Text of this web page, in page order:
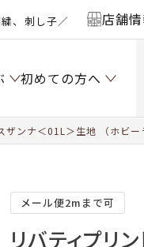
、刺し子／ 店舗
初めての方へ
ザンナ＜01L＞生地 （ホビ
メール便2mまで可
リバティプリ